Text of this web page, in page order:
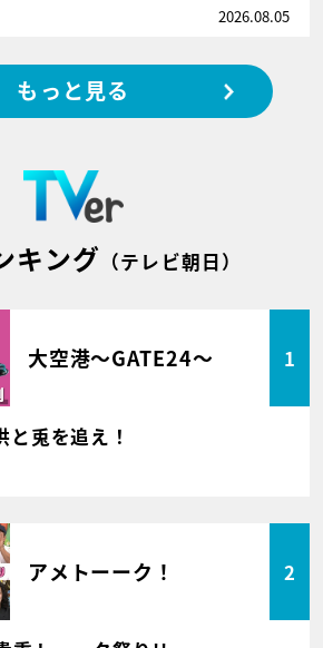
2026.08.05
もっと見る
キング （テレビ朝日）
大空港～GATE24～ 1
兎を追え！
アメトーーク！ 2